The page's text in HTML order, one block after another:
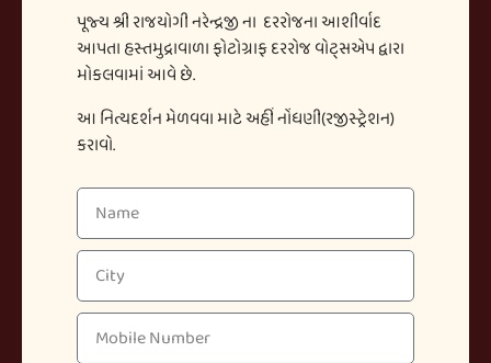
પૂજ્ય શ્રી રાજયોગી નરેન્દ્રજી ના દરરોજના આશીર્વાદ
આપતા હસ્તમુદ્રાવાળા ફોટોગ્રાફ દરરોજ વોટ્સએપ દ્વારા
મોકલવામાં આવે છે.
આ નિત્યદર્શન મેળવવા માટે અહીં નોંધણી(રજીસ્ટ્રેશન)
કરાવો.